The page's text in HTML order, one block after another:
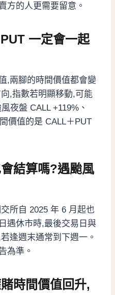
方的人更需要留意。
一定會一起
,兩腳的時間價值都會變
,指數若明顯移動,可能
夜盤 CALL +119%、
價值的是 CALL＋PUT
結算嗎?遇颱風
所自 2025 年 6 月起也
遇休市時,最後交易日與
逢週末通常到下週一。
為準。
時間價值回升,